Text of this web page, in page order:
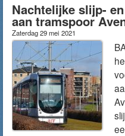
Nachtelijke slijp-
aan tramspoor
Zaterdag 29 mei 2021